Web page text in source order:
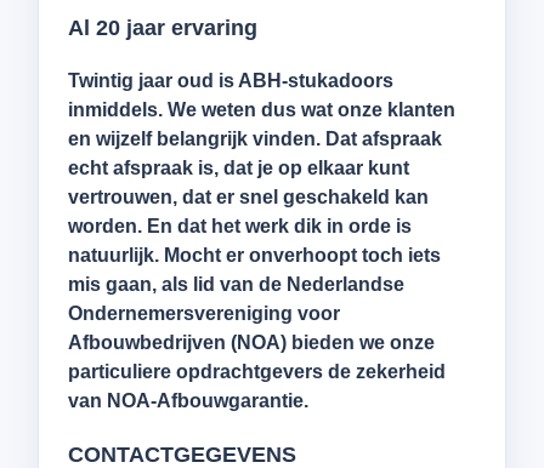
Al 20 jaar ervaring
Twintig jaar oud is ABH-stukadoors
inmiddels. We weten dus wat onze klanten
en wijzelf belangrijk vinden. Dat afspraak
echt afspraak is, dat je op elkaar kunt
vertrouwen, dat er snel geschakeld kan
worden. En dat het werk dik in orde is
natuurlijk. Mocht er onverhoopt toch iets
mis gaan, als lid van de Nederlandse
Ondernemersvereniging voor
Afbouwbedrijven (NOA) bieden we onze
particuliere opdrachtgevers de zekerheid
van NOA-Afbouwgarantie.
CONTACTGEGEVENS